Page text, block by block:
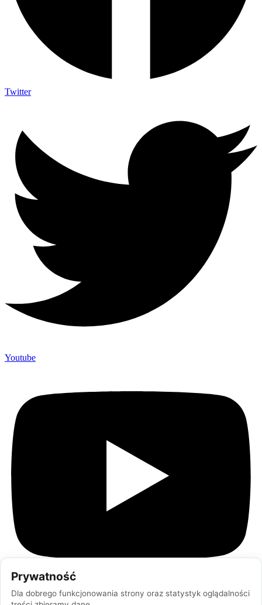
Twitter
Youtube
Prywatność
Dla dobrego funkcjonowania strony oraz statystyk oglądalności